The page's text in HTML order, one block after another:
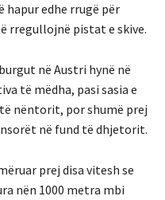
hapur edhe rrugë për
rregullojnë pistat e skive.
në Austri hynë në
të mëdha, pasi sasia e
nëntorit, por shumë prej
në fund të dhjetorit.
prej disa vitesh se
nën 1000 metra mbi